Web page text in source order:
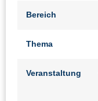
Bereich
Thema
Veranstaltung